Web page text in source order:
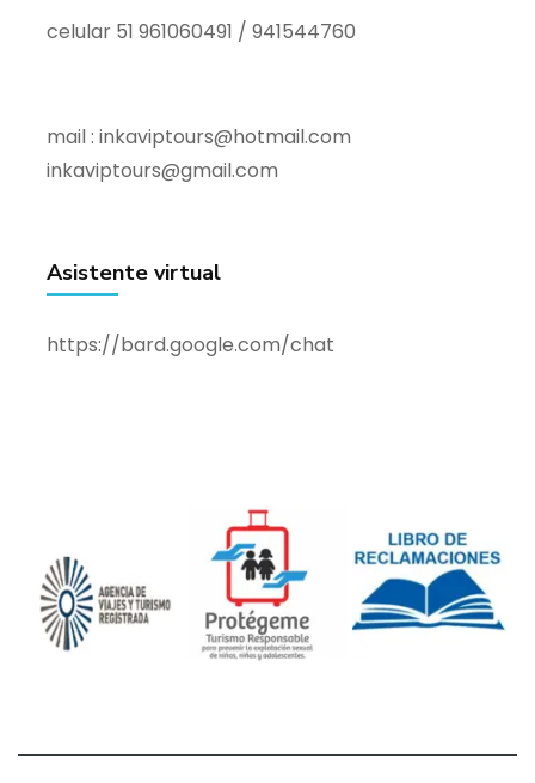
celular 51 961060491 / 941544760
mail : inkaviptours@hotmail.com
inkaviptours@gmail.com
Asistente virtual
https://bard.google.com/chat